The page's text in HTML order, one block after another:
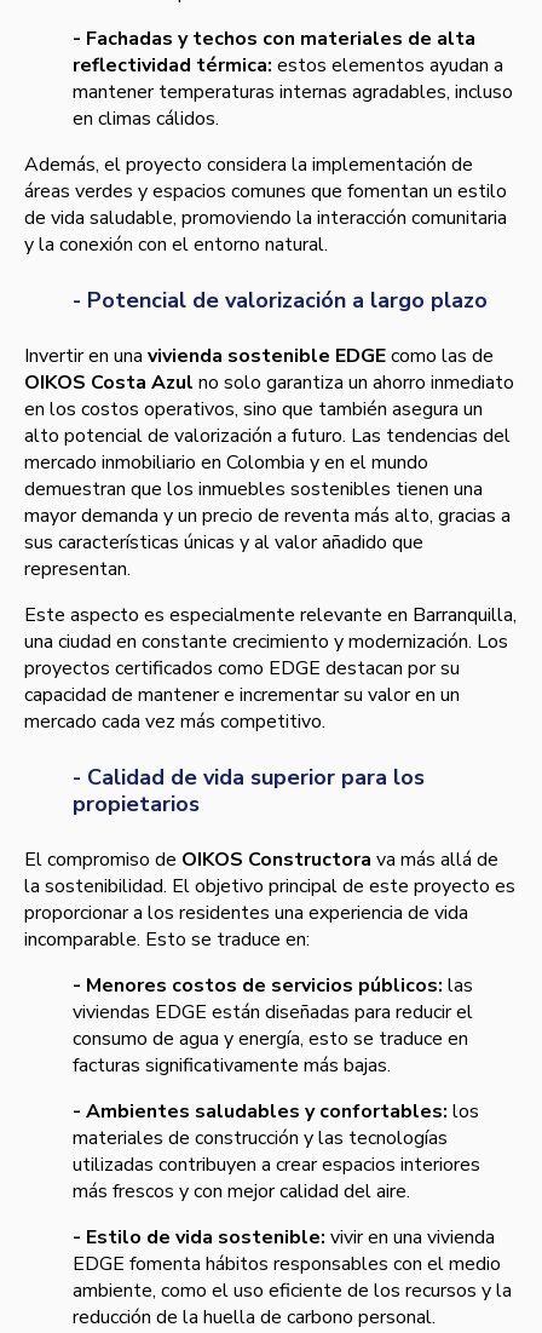
- Fachadas y techos con materiales de alta
reflectividad térmica: estos elementos ayudan a
mantener temperaturas internas agradables, incluso
en climas cálidos.
Además, el proyecto considera la implementación de
áreas verdes y espacios comunes que fomentan un estilo
de vida saludable, promoviendo la interacción comunitaria
y la conexión con el entorno natural.
- Potencial de valorización a largo plazo
Invertir en una vivienda sostenible EDGEcomo las de
OIKOS Costa Azul no solo garantiza un ahorro inmediato
en los costos operativos, sino que también asegura un
alto potencial de valorización a futuro. Las tendencias del
mercado inmobiliario en Colombia y en el mundo
demuestran que los inmuebles sostenibles tienen una
mayor demanda y un precio de reventa más alto, gracias a
sus características únicas y al valor añadido que
representan.
Este aspecto es especialmente relevante en Barranquilla,
una ciudad en constante crecimiento y modernización. Los
proyectos certificados como EDGE destacan por su
capacidad de mantener e incrementar su valor en un
mercado cada vez más competitivo.
- Calidad de vida superior para los
propietarios
El compromiso de OIKOS Constructora va más allá de
la sostenibilidad. El objetivo principal de este proyecto es
proporcionar a los residentes una experiencia de vida
incomparable. Esto se traduce en:
- Menores costos de servicios públicos: las
viviendas EDGE están diseñadas para reducir el
consumo de agua y energía, esto se traduce en
facturas significativamente más bajas.
- Ambientes saludables y confortables: los
materiales de construcción y las tecnologías
utilizadas contribuyen a crear espacios interiores
más frescos y con mejor calidad del aire.
- Estilo de vida sostenible: vivir en una vivienda
EDGE fomenta hábitos responsables con el medio
ambiente, como el uso eficiente de los recursos y la
reducción de la huella de carbono personal.